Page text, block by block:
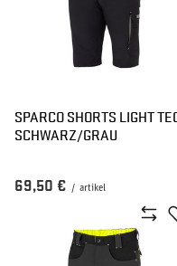
SPARCO SHORTS LIGHT
SCHWARZ/GRAU
69,50 € / artikel